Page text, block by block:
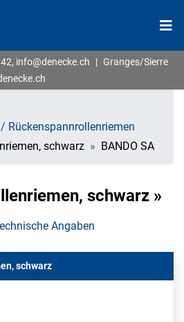
, info@denecke.ch | Granges/Sierre
Rückenspannrollenriemen
schwarz
BANDO SA
schwarz »
Angaben
schwarz